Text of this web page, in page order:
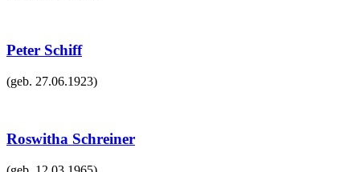
Peter Schiff
(geb. 27.06.1923)
Roswitha Schreiner